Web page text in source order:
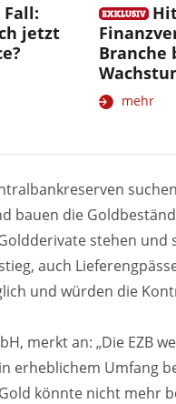
jetzt
Branche
mehr
suchen
bauen die
stehen und
auch
und würden die
merkt an: „Die EZB
erheblichem Umfang
könnte nicht mehr